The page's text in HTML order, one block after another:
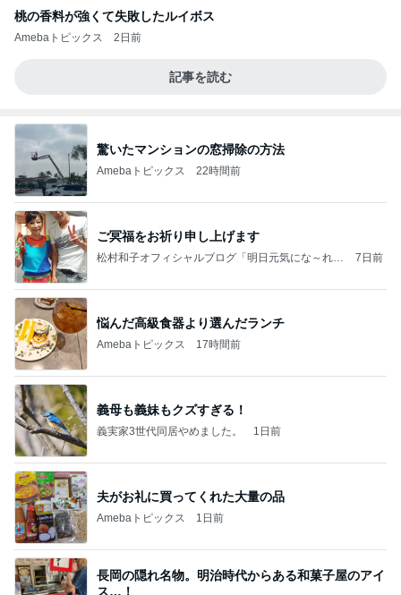
桃の香料が強くて失敗したルイボス
Amebaトピックス 2日前
記事を読む
驚いたマンションの窓掃除の方法
Amebaトピックス 22時間前
ご冥福をお祈り申し上げます
松村和子オフィシャルブログ「明日元気にな～れ」
7日前
悩んだ高級食器より選んだランチ
Amebaトピックス 17時間前
義母も義妹もクズすぎる！
義実家3世代同居やめました。 1日前
夫がお礼に買ってくれた大量の品
Amebaトピックス 1日前
長岡の隠れ名物。明治時代からある和菓子屋のアイ
ス…！